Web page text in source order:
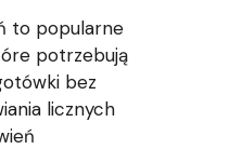
to popularne
potrzebują
bez
licznych